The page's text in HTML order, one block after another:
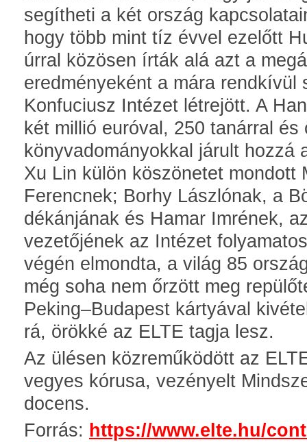
segítheti a két ország
hogy több mint tíz évvel ezelőtt
úrral közösen írták alá azt a
eredményeként a mára rendkívül
Konfuciusz Intézet létrejött. A
két millió euróval, 250 tanárral
könyvadományokkal járult hozzá
Xu Lin külön köszönetet mondott
Ferencnek; Borhy Lászlónak, a
dékánjának és Hamar Imrének,
vezetőjének az Intézet
végén elmondta, a világ 85
még soha nem őrzött meg
Peking–Budapest kártyával
rá, örökké az ELTE tagja lesz.
Az ülésen közreműködött az
vegyes kórusa, vezényelt
docens.
Forrás: https://www.elte.hu/